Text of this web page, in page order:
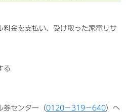
料金を支払い、受け取った家電リサ
る
券センター（0120−319−640）へ